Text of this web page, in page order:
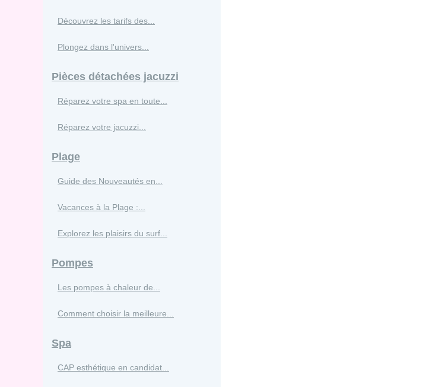
Découvrez les tarifs des...
Plongez dans l'univers...
Pièces détachées jacuzzi
Réparez votre spa en toute...
Réparez votre jacuzzi...
Plage
Guide des Nouveautés en...
Vacances à la Plage :...
Explorez les plaisirs du surf...
Pompes
Les pompes à chaleur de...
Comment choisir la meilleure...
Spa
CAP esthétique en candidat...